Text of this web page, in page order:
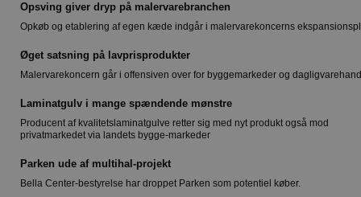
Opsving giver dryp på malervarebranchen
Opkøb og etablering af egen kæde indgår i malervarekoncerns
Øget satsning på lavprisprodukter
Malervarekoncern går i offensiven over for byggemarkeder og
Laminatgulv i mange spændende mønstre
Producent af kvalitetslaminatgulve retter sig med nyt produkt også mod
privatmarkedet via landets bygge-markeder
Parken ude af multihal-projekt
Bella Center-bestyrelse har droppet Parken som potentiel køber.